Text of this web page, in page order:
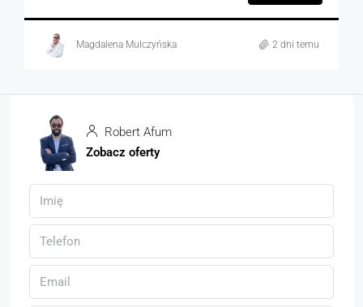
Magdalena Mulczyńska 2 dni temu
Robert Afum
Zobacz oferty